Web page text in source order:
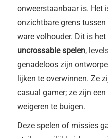
onweerstaanbaar is. Het
onzichtbare grens tussen
ware volhouder. Dit is
uncrossable spelen,
genadeloos zijn
lijken te overwinnen. Ze
casual gamer; ze zijn
weigeren te buigen.
Deze spelen of missies